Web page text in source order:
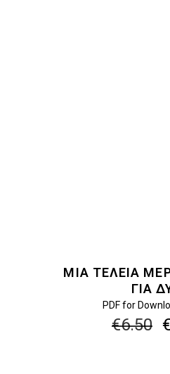
ΜΙΑ ΤΈΛΕΙΑ
ΓΙΑ
PDF for
€6.50 €